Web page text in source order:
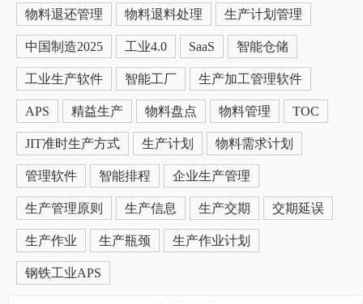
物料退还管理 物料退料处理 生产计划管理
中国制造2025 工业4.0 SaaS 智能仓储
工业生产软件 智能工厂 生产加工管理软件
APS 精益生产 物料盘点 物料管理 TOC
JIT准时生产方式 生产计划 物料需求计划
管理软件 智能排程 企业生产管理
生产管理原则 生产信息 生产交期 交期延误
生产作业 生产瓶颈 生产作业计划
钢铁工业APS